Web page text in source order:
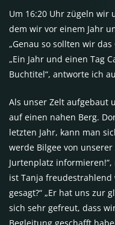
Um 16:20 Uhr zügeln wir
dem wir vor einem Jahr
„Genau so sollten wir
„Ein Jahr und einen Tag
Buchtitel“, antworte ich
Als unser Zelt aufgebaut
auf einen nahen Berg.
letzten Jahr, kann man
werde Bilgee von
Jurtenplatz
ist Tanja freudestrahlend
gesagt?“ „Er hat uns zur
sich sehr gefreut, dass